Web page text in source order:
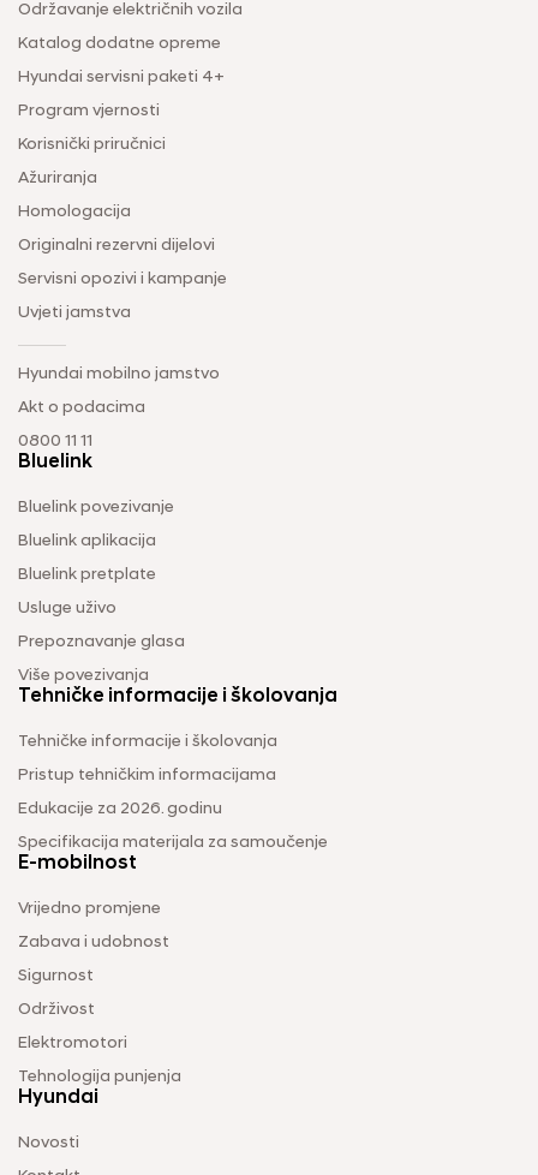
Održavanje električnih vozila
Katalog dodatne opreme
Hyundai servisni paketi 4+
Program vjernosti
Korisnički priručnici
Ažuriranja
Homologacija
Originalni rezervni dijelovi
Servisni opozivi i kampanje
Uvjeti jamstva
Hyundai mobilno jamstvo
Akt o podacima
0800 11 11
Bluelink
Bluelink povezivanje
Bluelink aplikacija
Bluelink pretplate
Usluge uživo
Prepoznavanje glasa
Više povezivanja
Tehničke informacije i školovanja
Tehničke informacije i školovanja
Pristup tehničkim informacijama
Edukacije za 2026. godinu
Specifikacija materijala za samoučenje
E-mobilnost
Vrijedno promjene
Zabava i udobnost
Sigurnost
Održivost
Elektromotori
Tehnologija punjenja
Hyundai
Novosti